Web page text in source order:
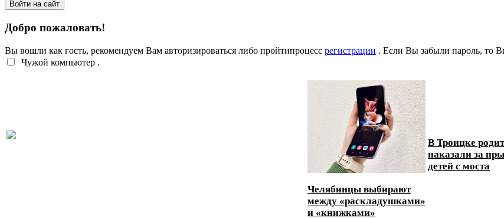
Добро пожаловать!
Вы вошли как гость, рекомендуем Вам авторизироваться либо пройтипроцесс регистрации . Если Вы забыли пароль, то
Чужой компьютер .
Челябинцы выбирают
между «раскладушками»
и «книжками»
В Троицке
наказали за
детей с моста